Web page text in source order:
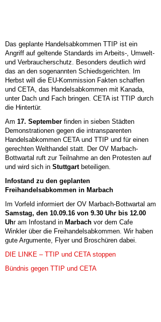
Das geplante Handelsabkommen TTIP ist ein
Angriff auf geltende Standards im Arbeits-, Umwelt-
und Verbraucherschutz. Besonders deutlich wird
das an den sogenannten Schiedsgerichten. Im
Herbst will die EU-Kommission Fakten schaffen
und CETA, das Handelsabkommen mit Kanada,
unter Dach und Fach bringen. CETA ist TTIP durch
die Hintertür.
Am 17. September finden in sieben Städten
Demonstrationen gegen die intransparenten
Handelsabkommen CETA und TTIP und für einen
gerechten Welthandel statt. Der OV Marbach-
Bottwartal ruft zur Teilnahme an den Protesten auf
und wird sich in Stuttgartbeteiligen.
Infostand zu den geplanten
Freihandelsabkommen in Marbach
Im Vorfeld informiert der OV Marbach-Bottwartal am
Samstag, den 10.09.16 von 9.30 Uhr bis 12.00
Uhr am Infostand in Marbach vor dem Cafe
Winkler über die Freihandelsabkommen. Wir haben
gute Argumente, Flyer und Broschüren dabei.
DIE LINKE – TTIP und CETA stoppen
Bündnis gegen TTIP und CETA